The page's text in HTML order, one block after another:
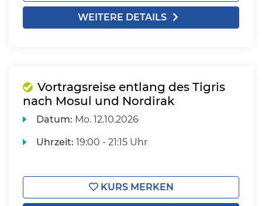
WEITERE DETAILS
Vortragsreise entlang des Tigris
nach Mosul und Nordirak
Datum: Mo. 12.10.2026
Uhrzeit: 19:00 - 21:15 Uhr
KURS MERKEN